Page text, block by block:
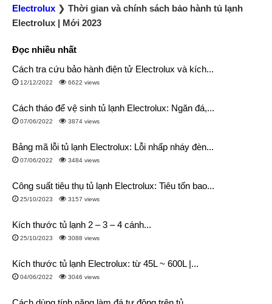
Electrolux ❯ Thời gian và chính sách bảo hành tủ lạnh
Electrolux | Mới 2023
Đọc nhiều nhất
Cách tra cứu bảo hành điện tử Electrolux và kích...
12/12/2022 6622 views
Cách tháo để vệ sinh tủ lạnh Electrolux: Ngăn đá,...
07/06/2022 3874 views
Bảng mã lỗi tủ lạnh Electrolux: Lỗi nhấp nháy đèn...
07/06/2022 3484 views
Công suất tiêu thụ tủ lạnh Electrolux: Tiêu tốn bao...
25/10/2023 3157 views
Kích thước tủ lạnh 2 – 3 – 4 cánh...
25/10/2023 3088 views
Kích thước tủ lạnh Electrolux: từ 45L ~ 600L |...
04/06/2022 3046 views